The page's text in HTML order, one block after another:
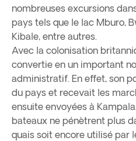
nombreuses excursions
pays tels que le lac Mburo,
Kibale, entre autres.
Avec la colonisation
convertie en un important
administratif. En effet, son
du pays et recevait les
ensuite envoyées à
bateaux ne pénètrent plus
quais soit encore utilisé par